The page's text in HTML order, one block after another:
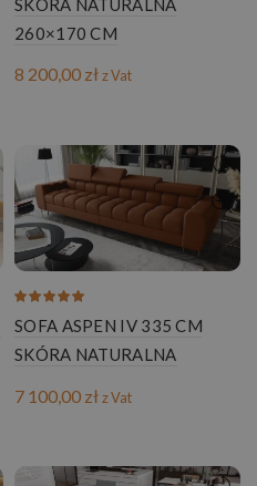
SKÓRA NATURALNA
260×170 CM
8 200,00 złz Vat
SOFA ASPEN IV 335 CM
SKÓRA NATURALNA
7 100,00 złz Vat